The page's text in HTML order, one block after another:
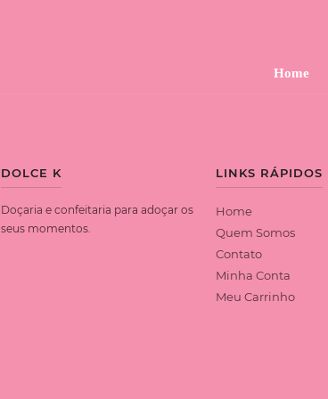
Home
DOLCE K
Doçaria e confeitaria para adoçar os
seus momentos.
LINKS RÁPIDOS
Home
Quem Somos
Contato
Minha Conta
Meu Carrinho